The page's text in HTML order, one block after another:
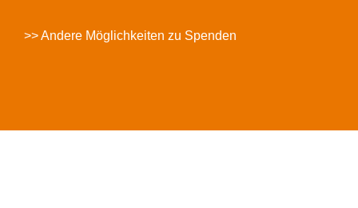
>> Andere Möglichkeiten zu Spenden